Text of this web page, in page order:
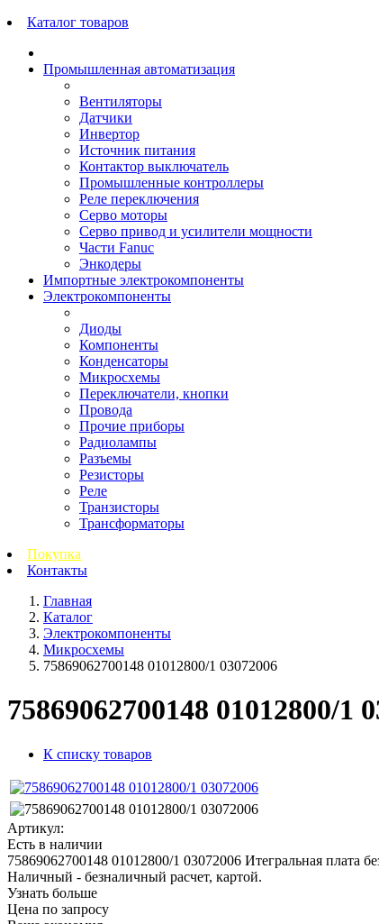
Каталог товаров
Промышленная автоматизация
Вентиляторы
Датчики
Инвертор
Источник питания
Контактор выключатель
Промышленные контроллеры
Реле переключения
Серво моторы
Серво привод и усилители мощности
Части Fanuc
Энкодеры
Импортные электрокомпоненты
Электрокомпоненты
Диоды
Компоненты
Конденсаторы
Микросхемы
Переключатели, кнопки
Провода
Прочие приборы
Радиолампы
Разъемы
Резисторы
Реле
Транзисторы
Трансформаторы
Покупка
Контакты
Главная
Каталог
Электрокомпоненты
Микросхемы
75869062700148 01012800/1 03072006
75869062700148 01012800/1
К списку товаров
Артикул:
Есть в наличии
75869062700148 01012800/1 03072006 Итегральная плата
Наличный - безналичный расчет, картой.
Узнать больше
Цена по запросу